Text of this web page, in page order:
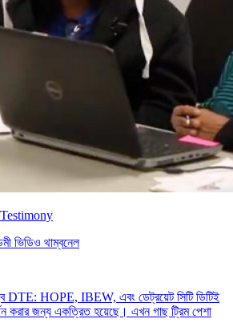
DTE: HOPE, IBEW, এবং ডেট্রয়েট সিটি ডিটিই
করার জন্য একত্রিত হয়েছে। এখন গাছ ট্রিম পেশা